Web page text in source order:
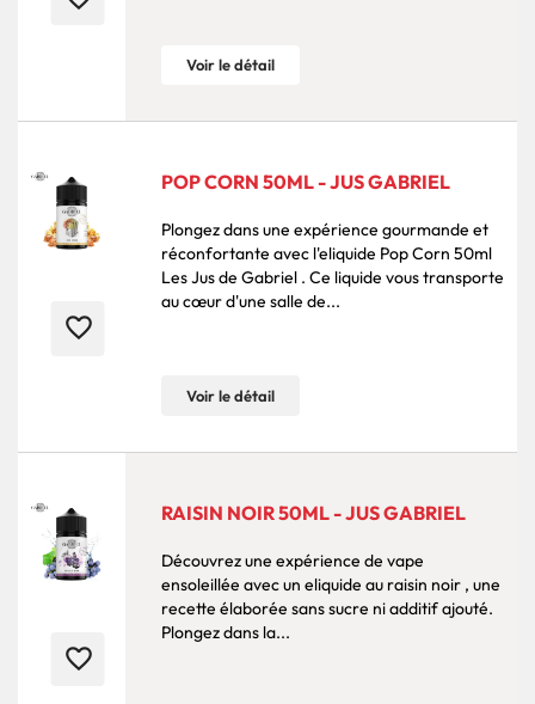
Voir le détail
favorite_border
POP CORN 50ML - JUS GABRIEL
Plongez dans une expérience gourmande et
réconfortante avec l'eliquide Pop Corn 50ml
Les Jus de Gabriel . Ce liquide vous transporte
au cœur d'une salle de...
Voir le détail
favorite_border
RAISIN NOIR 50ML - JUS GABRIEL
Découvrez une expérience de vape
ensoleillée avec un eliquide au raisin noir , une
recette élaborée sans sucre ni additif ajouté.
Plongez dans la...